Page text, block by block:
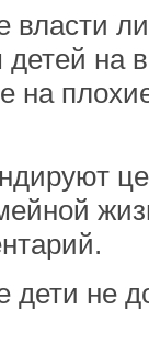
власти
на
на
дети не